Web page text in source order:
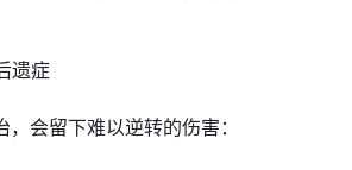
遗症
会留下难以逆转的伤害：